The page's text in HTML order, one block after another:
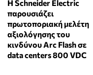
Η Schneider Electric
παρουσιάζει
πρωτοποριακή μελέτη
αξιολόγησης του
κινδύνου Arc Flash σε
data centers 800 VDC